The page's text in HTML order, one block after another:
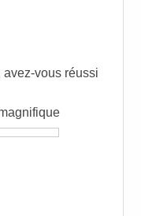
avez-vous réussi